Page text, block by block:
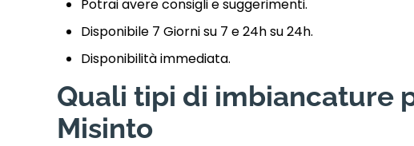
Potrai avere consigli e suggerimenti.
Disponibile 7 Giorni su 7 e 24h su 24h.
Disponibilità immediata.
Quali tipi di imbiancature
Misinto